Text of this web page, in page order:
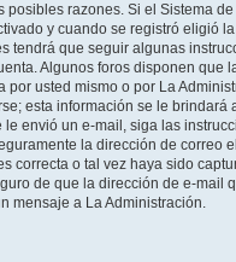
posibles razones. Si el Sistema de
y cuando se registró eligió
tendrá que seguir algunas
Algunos foros disponen que
por usted mismo o por La
esta información se le brindará
le envió un e-mail, siga las
la dirección de correo
correcta o tal vez haya sido
de que la dirección de e-mail
mensaje a La Administración.